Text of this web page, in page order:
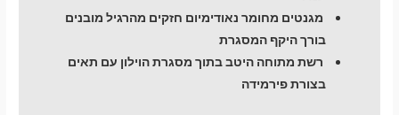
מגנטים מחומר נאודימיום חזקים מהרגיל מובנים
בורך היקף המסגרת
רשת מתוחה היטב בתוך מסגרת הוילון עם תאים
בצורת פירמידה